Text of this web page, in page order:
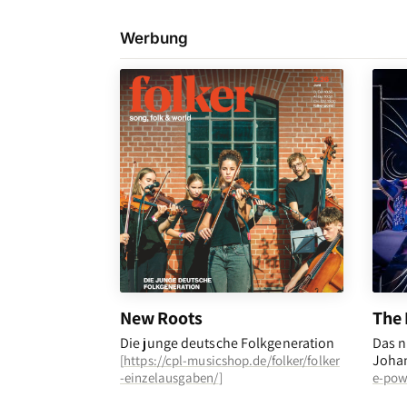
Werbung
New Roots
Die junge deutsche Folkgeneration
[https://cpl-musicshop.de/folker/folker
-einzelausgaben/]
The
Das
e-